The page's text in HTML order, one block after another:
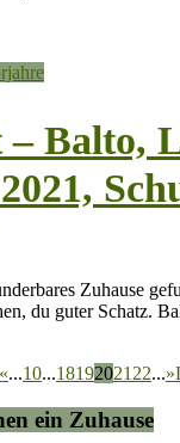
– Balto,
Zuhause
du guter Schatz.
«...10...18192021 22...»
ein Zuhause